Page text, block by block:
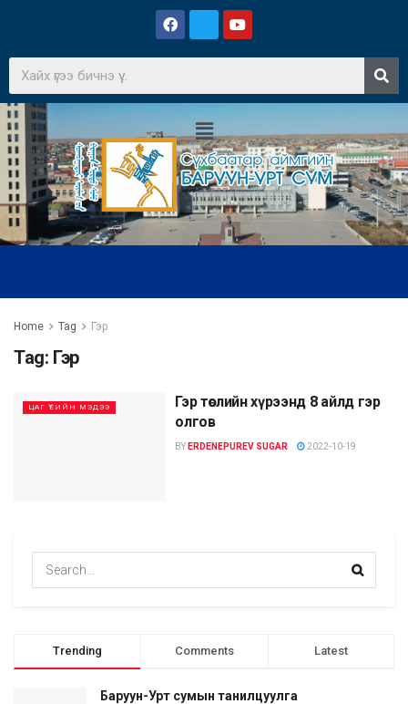
Home Tag Гэр
Tag: Гэр
ЦАГ ҮЕИЙН МЭДЭЭ
Гэр төслийн хүрээнд 8 айлд гэр
олгов
BY ERDENEPUREV SUGAR 2022-10-19
Trending Comments Latest
Баруун-Урт сумын танилцуулга